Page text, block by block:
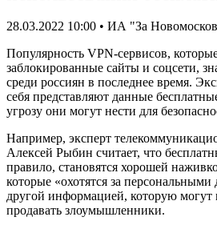
28.03.2022 10:00 • ИА "За
Популярность VPN-сервисов,
заблокированные сайты и соцсети,
среди россиян в последнее время.
себя представляют данные
угрозу они могут нести для
Например, эксперт
Алексей Рыбин считает, что
правило, становятся хорошей
которые «охотятся за
другой информацией, которую могут
продавать злоумышленники.